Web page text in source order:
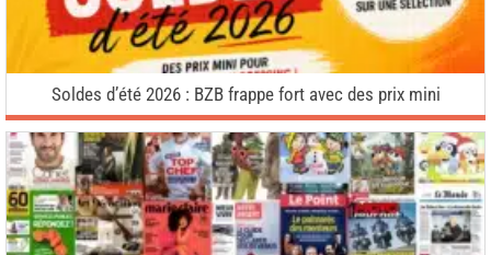
Soldes d’été 2026 : BZB frappe fort avec des prix mini